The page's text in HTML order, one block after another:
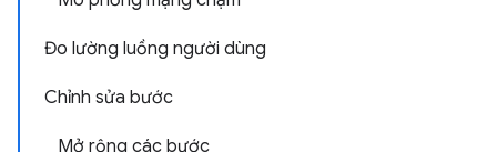
Đo lường luồng người dùng
Chỉnh sửa bước
Mở rộng các bước